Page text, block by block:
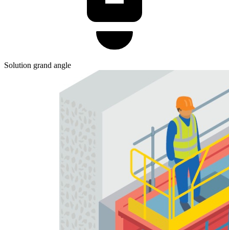
Solution grand angle